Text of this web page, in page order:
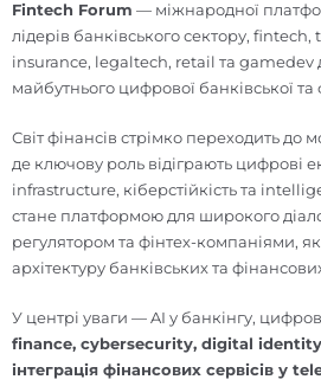
Fintech Forum — міжнародної
лідерів банківського сектору,
insurance, legaltech, retail та gamedev
майбутнього цифрової банківської
Світ фінансів стрімко переходить до
де ключову роль відіграють цифрові
infrastructure, кіберстійкість та
стане платформою для широкого
регулятором та фінтех-компаніями,
архітектуру банківських та
У центрі уваги — AI у банкінгу,
finance, cybersecurity, digital
інтеграція фінансових сервісів у